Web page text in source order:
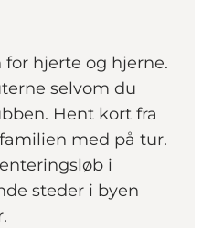
hjerte og hjerne.
selvom du
Hent kort fra
med på tur.
i
steder i byen